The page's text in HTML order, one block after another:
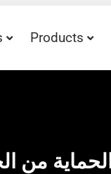
Products